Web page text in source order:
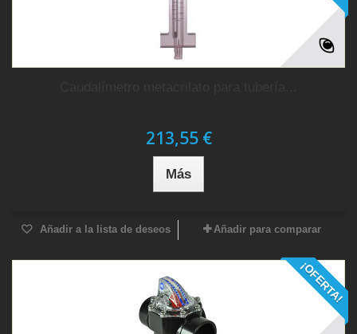
213,55 €
Más
Añadir a la lista de deseos Añadir para comparar
¡OFERTA!